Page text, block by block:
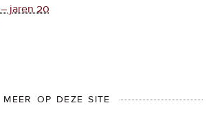
jaren 20
MEER OP DEZE SITE